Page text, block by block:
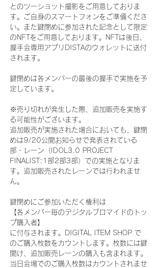
とのツーショット撮影をご用意しておりま
す。ご自身のスマートフォンをご準備くださ
い。また鍵閉めに参加された記念として限定
のNFTをご用意しております。NFTは後日、
握手会専用アプリDISTAのウォレットに送付
されます。
鍵閉めは各メンバーの最後の握手で実施を予
定しています。
※売り切れが発生した際、追加販売を実施す
る可能性がございます。
追加販売が実施された場合においても、鍵閉
めは9/20公開お知らせで発表されている
部・レーン（IDOL3.0 PROJECT
FINALIST:1部2部3部）での実施となりま
す。追加販売されたレーンでは行われませ
ん。
鍵閉めにご参加いただく権利は
【各メンバー毎のデジタルブロマイドのトッ
プ購入者】
に付与されます。DIGITAL ITEM SHOP で
のご購入枚数をカウントします。枚数には鍵
開け、追加販売レーンの購入も含まれます。
当日会場でのご購入枚数はカウントされませ